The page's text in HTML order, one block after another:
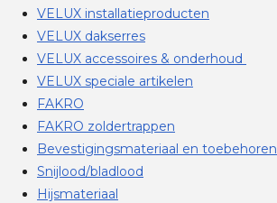
VELUX installatieproducten
VELUX dakserres
VELUX accessoires & onderhoud
VELUX speciale artikelen
FAKRO
FAKRO zoldertrappen
Bevestigingsmateriaal en toebehoren
Snijlood/bladlood
Hijsmateriaal